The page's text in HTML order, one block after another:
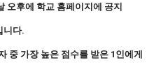
후에 학교 홈페이지에 공지
니다.
중 가장 높은 점수를 받은 1인에게